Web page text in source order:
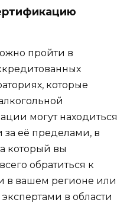
пройти в
которые
могут находиться
за её пределами, в
который вы
обратиться к
в вашем регионе или
в области